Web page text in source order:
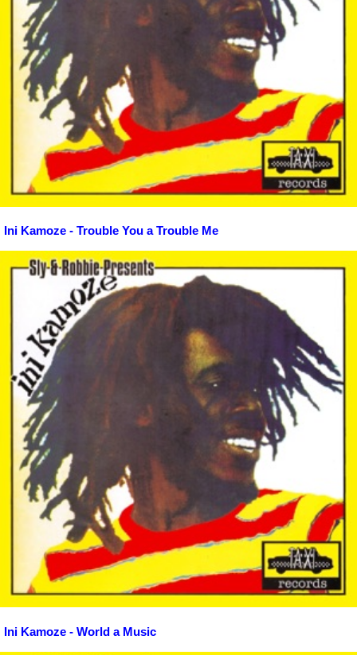
Ini Kamoze - Trouble You a Trouble Me
Ini Kamoze - World a Music